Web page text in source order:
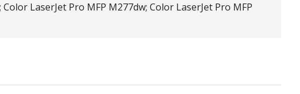
LaserJet Pro MFP M277dw; Color LaserJet Pro MFP